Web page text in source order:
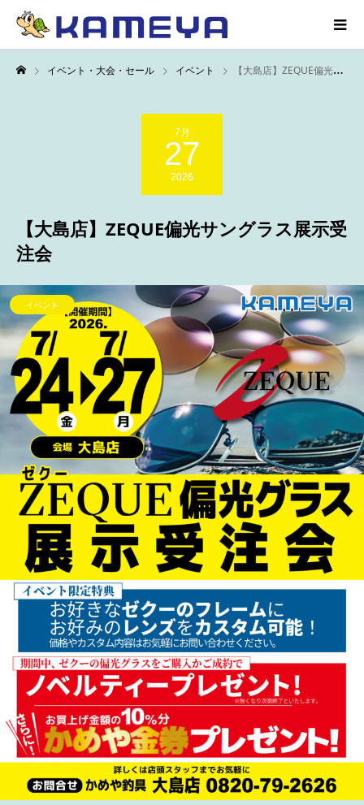
イベント・大会・セール イベント 【大島店】ZEQUE偏光サングラス展示受注会
7月
27
2026
【大島店】ZEQUE偏光サングラス展示受
注会
イベント